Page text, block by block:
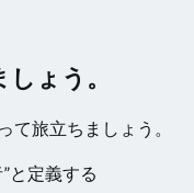
ょう。
て旅立ちましょう。
と定義する